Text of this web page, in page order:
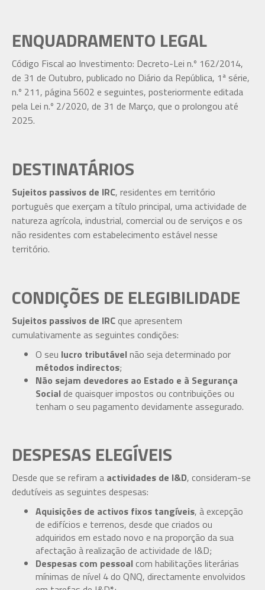
ENQUADRAMENTO LEGAL
Código Fiscal ao Investimento: Decreto-Lei n.º 162/2014,
de 31 de Outubro, publicado no Diário da República, 1ª série,
n.º 211, página 5602 e seguintes, posteriormente editada
pela Lei n.º 2/2020, de 31 de Março, que o prolongou até
2025.
DESTINATÁRIOS
Sujeitos passivos de IRC, residentes em território
português que exerçam a título principal, uma actividade de
natureza agrícola, industrial, comercial ou de serviços e os
não residentes com estabelecimento estável nesse
território.
CONDIÇÕES DE ELEGIBILIDADE
Sujeitos passivos de IRCque apresentem
cumulativamente as seguintes condições:
O seu lucro tributávelnão seja determinado por
métodos indirectos;
Não sejam devedores ao Estado e à Segurança
Socialde quaisquer impostos ou contribuições ou
tenham o seu pagamento devidamente assegurado.
DESPESAS ELEGÍVEIS
Desde que se refiram a actividades de I&D, consideram-se
dedutíveis as seguintes despesas:
Aquisições de activos fixos tangíveis, à excepção
de edifícios e terrenos, desde que criados ou
adquiridos em estado novo e na proporção da sua
afectação à realização de actividade de I&D;
Despesas com pessoalcom habilitações literárias
mínimas de nível 4 do QNQ, directamente envolvidos